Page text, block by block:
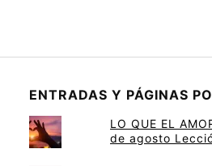
ENTRADAS Y PÁGINAS
LO QUE EL
de agosto